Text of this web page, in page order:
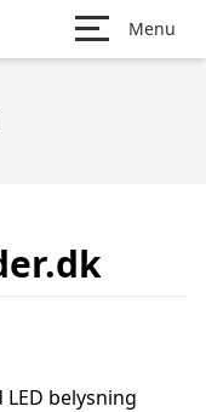
Menu
belysning